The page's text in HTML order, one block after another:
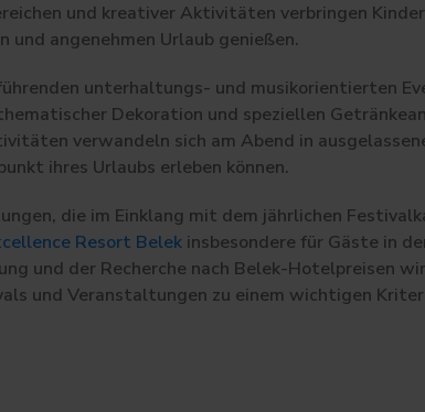
und kreativer Aktivitäten verbringen
und angenehmen Urlaub genießen.
unterhaltungs- und musikorientierten
Dekoration und speziellen
verwandeln sich am Abend in
ihres Urlaubs erleben können.
die im Einklang mit dem jährlichen
Resort Belekinsbesondere für Gäste in
und der Recherche nach Belek-Hotelpreisen
und Veranstaltungen zu einem wichtigen